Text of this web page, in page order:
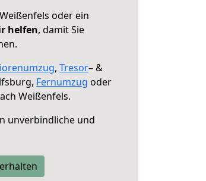
oder ein
helfen, damit Sie
, Tresor– &
Fernumzug oder
Weißenfels.
unverbindliche und